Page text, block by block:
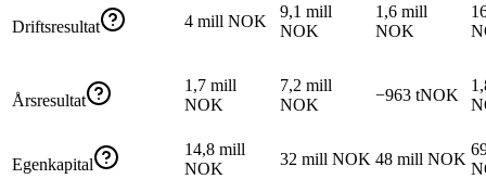
Driftsresultat 4 mill NOK
9,1 mill
NOK
1,6 mill
NOK
Årsresultat
1,7 mill
NOK
7,2 mill
NOK
−963 tNOK
Egenkapital
14,8 mill
NOK
32 mill NOK 48 mill NOK